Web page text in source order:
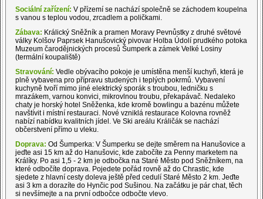
Sociální zařízení: V přízemí se nachází společně se záchodem koupelna
s vanou s teplou vodou, zrcadlem a poličkami.
Zábava: Králický Sněžník a pramen Moravy Pevnůstky z druhé světové
války Kolšov Paprsek Hanušovický pivovar Holba Údolí prudkého potoka
Muzeum čarodějnických procesů Šumperk a zámek Velké Losiny
(termální koupaliště)
Stravování: Vedle obývacího pokoje je umístěna menší kuchyň, která je
plně vybavena pro přípravu studených i teplých pokrmů. Vybavení
kuchyně tvoří mimo jiné elektrický sporák s troubou, ledničku s
mrazákem, varnou konvici, mikrovlnou troubu, překapávač. Nedaleko
chaty je horský hotel Sněženka, kde kromě bowlingu a bazénu můžete
navštívit i místní restauraci. Nové vzniklá restaurace Kolovna rovněž
nabízí nabídku kvalitních jídel. Ve Ski areálu Králičák se nachází
občerstvení přímo u vleku.
Doprava: Od Šumperka: V Šumperku se dejte směrem na Hanušovice a
jeďte asi 15 km až do Hanušovic, kde zabočíte za Penny marketem na
Králíky. Po asi 1,5 - 2 km je odbočka na Staré Město pod Sněžníkem, na
které odbočíte doprava. Pojedete pořád rovně až do Chrastic, kde
sjedete z hlavní cesty doleva ještě před cedulí Staré Město 2 km. Jeďte
asi 3 km a dorazíte do Hynčic pod Sušinou. Na začátku je pár chat, těch
si nevšímejte a na první odbočce odbočte vlevo.